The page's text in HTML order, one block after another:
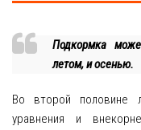
Подкормка
летом, и осенью.
Во второй половине
уравнения и